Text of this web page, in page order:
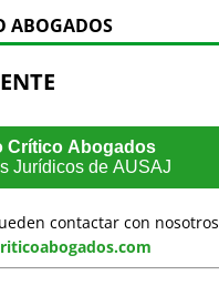
ABOGADOS
Crítico Abogados
Jurídicos de AUSAJ
contactar con nosotros